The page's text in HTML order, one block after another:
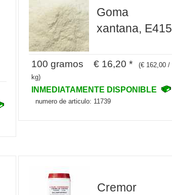
Goma
xantana, E415
100 gramos € 16,20 *
(€ 162,00 /
kg)
INMEDIATAMENTE DISPONIBLE
numero de articulo: 11739
Cremor